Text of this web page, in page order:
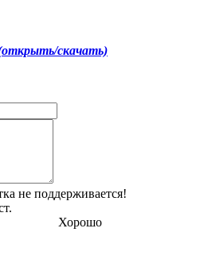
скачать)
не поддерживается!
Хорошо